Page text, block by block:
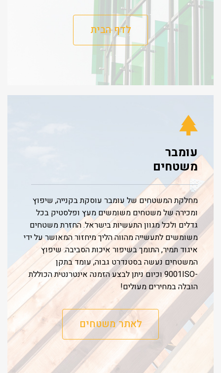
לדף הבית
עומבר
משטחים
מחלקת המשטחים של עומבר עוסקת בקנייה, שיפוץ
ומכירה של משטחים משומשים מעץ ופלסטיק בכל
גדלים ולכל מגוון התעשיות בישראל. החזרת משטחים
משומשים לתעשייה מהווה הליך מיחזור המאושר על ידי
איגוד תמיר, התומך בשיפור איכות הסביבה. שיפוץ
המשטחים נעשה בסטנדרט גבוה, עומד בתקן
-9001ISO וכיום ניתן לבצע הזמנה אינטרנטית הכוללת
הובלה במחירים מעולים!
לאתר משטחים